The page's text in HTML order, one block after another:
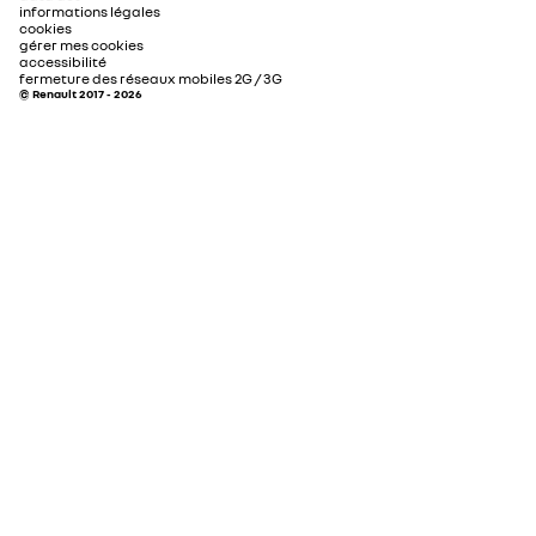
rétroviseurs extérieurs électriques et dégivrants,
rabattables électriquement
Poids maxi autorisé
informations légales
cookies
gérer mes cookies
accessibilité
fermeture des réseaux mobiles 2G / 3G
© Renault 2017 - 2026